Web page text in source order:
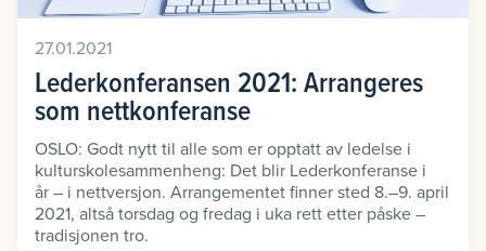
27.01.2021
Lederkonferansen 2021: Arrangeres
som nettkonferanse
OSLO: Godt nytt til alle som er opptatt av ledelse i
kulturskolesammenheng: Det blir Lederkonferanse i
år – i nettversjon. Arrangementet finner sted 8.–9. april
2021, altså torsdag og fredag i uka rett etter påske –
tradisjonen tro.